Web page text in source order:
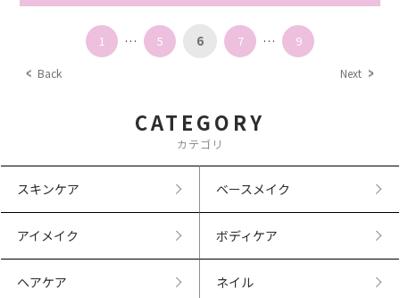
Back
1 … 5 6 7 … 9
Next
CATEGORY
カテゴリ
スキンケア ベースメイク
アイメイク ボディケア
ヘアケア ネイル